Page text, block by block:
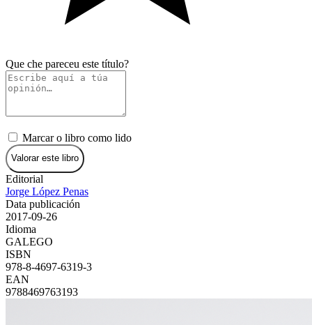
Que che pareceu este título?
Marcar o libro como lido
Valorar este libro
Editorial
Jorge López Penas
Data publicación
2017-09-26
Idioma
GALEGO
ISBN
978-8-4697-6319-3
EAN
9788469763193